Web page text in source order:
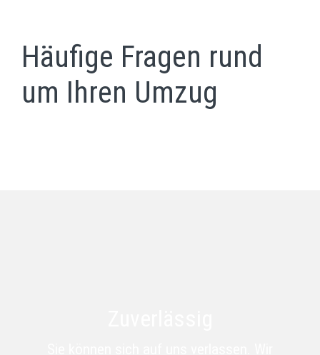
Häufige Fragen rund
um Ihren Umzug